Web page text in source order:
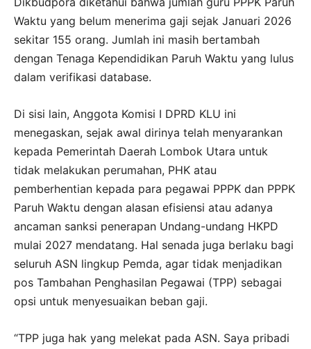
Waktu yang belum menerima gaji sejak Januari 2026
sekitar 155 orang. Jumlah ini masih bertambah
dengan Tenaga Kependidikan Paruh Waktu yang lulus
dalam verifikasi database.
Di sisi lain, Anggota Komisi I DPRD KLU ini
menegaskan, sejak awal dirinya telah menyarankan
kepada Pemerintah Daerah Lombok Utara untuk
tidak melakukan perumahan, PHK atau
pemberhentian kepada para pegawai PPPK dan PPPK
Paruh Waktu dengan alasan efisiensi atau adanya
ancaman sanksi penerapan Undang-undang HKPD
mulai 2027 mendatang. Hal senada juga berlaku bagi
seluruh ASN lingkup Pemda, agar tidak menjadikan
pos Tambahan Penghasilan Pegawai (TPP) sebagai
opsi untuk menyesuaikan beban gaji.
“TPP juga hak yang melekat pada ASN. Saya pribadi